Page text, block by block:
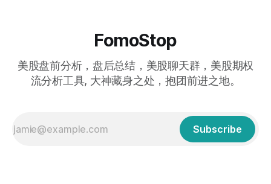
FomoStop
美股盘前分析，盘后总结，美股聊天群，美股期权
流分析工具, 大神藏身之处，抱团前进之地。
Subscribe